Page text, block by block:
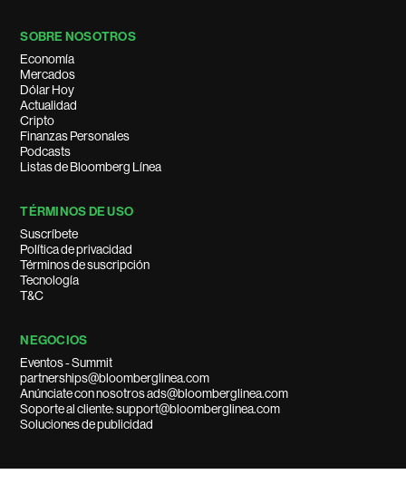
SOBRE NOSOTROS
Economía
Mercados
Dólar Hoy
Actualidad
Cripto
Finanzas Personales
Podcasts
Listas de Bloomberg Línea
TÉRMINOS DE USO
Suscríbete
Política de privacidad
Términos de suscripción
Tecnología
T&C
NEGOCIOS
Eventos - Summit
partnerships@bloomberglinea.com
Anúnciate con nosotros ads@bloomberglinea.com
Soporte al cliente: support@bloomberglinea.com
Soluciones de publicidad